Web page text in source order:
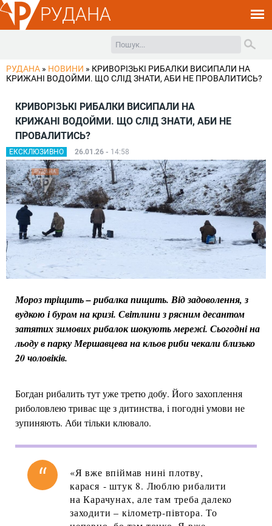
РУДАНА
РУДАНА » НОВИНИ » КРИВОРІЗЬКІ РИБАЛКИ ВИСИПАЛИ НА
КРИЖАНІ ВОДОЙМИ. ЩО СЛІД ЗНАТИ, АБИ НЕ ПРОВАЛИТИСЬ?
КРИВОРІЗЬКІ РИБАЛКИ ВИСИПАЛИ НА
КРИЖАНІ ВОДОЙМИ. ЩО СЛІД ЗНАТИ, АБИ НЕ
ПРОВАЛИТИСЬ?
ЕКСКЛЮЗИВНО 26.01.26 - 14:58
Мороз тріщить – рибалка пищить. Від задоволення, з
вудкою і буром на кризі. Світлини з рясним десантом
затятих зимових рибалок шокують мережі. Сьогодні на
льоду в парку Мершавцева на кльов риби чекали близько
20 чоловіків.
Богдан рибалить тут уже третю добу. Його захоплення
риболовлею триває ще з дитинства, і погодні умови не
зупиняють. Аби тільки клювало.
«Я вже впіймав нині плотву,
карася - штук 8. Люблю рибалити
на Карачунах, але там треба далеко
заходити – кілометр-півтора. То